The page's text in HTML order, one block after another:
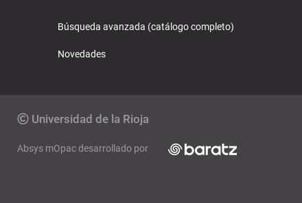
Búsqueda avanzada (catálogo completo)
Novedades
CopyrightUniversidad de la Rioja
Absys mOpac desarrollado por